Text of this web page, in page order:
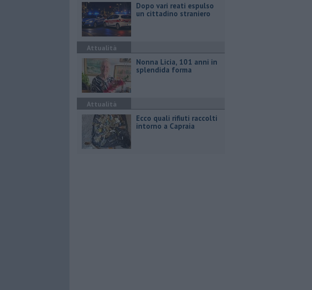
Dopo vari reati espulso
un cittadino straniero
Attualità
Nonna Licia, 101 anni in
splendida forma
Attualità
Ecco quali rifiuti raccolti
intorno a Capraia